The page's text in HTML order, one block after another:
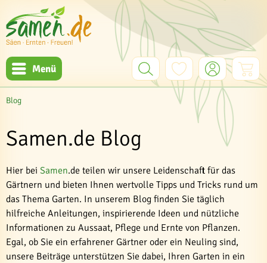
Menü
Blog
Samen.de Blog
Hier bei Samen.de teilen wir unsere Leidenschaft für das
Gärtnern und bieten Ihnen wertvolle Tipps und Tricks rund um
das Thema Garten. In unserem Blog finden Sie täglich
hilfreiche Anleitungen, inspirierende Ideen und nützliche
Informationen zu Aussaat, Pflege und Ernte von Pflanzen.
Egal, ob Sie ein erfahrener Gärtner oder ein Neuling sind,
unsere Beiträge unterstützen Sie dabei, Ihren Garten in ein